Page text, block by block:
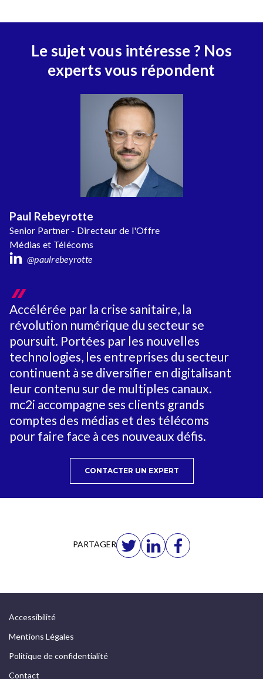
Le sujet vous intéresse ? Nos
experts vous répondent
Paul Rebeyrotte
Senior Partner - Directeur de l'Offre
Médias et Télécoms
@paulrebeyrotte
Accélérée par la crise sanitaire, la
révolution numérique du secteur se
poursuit. Portées par les nouvelles
technologies, les entreprises du secteur
continuent à se diversifier en digitalisant
leur contenu sur de multiples canaux.
mc2i accompagne ses clients grands
comptes des médias et des télécoms
pour faire face à ces nouveaux défis.
CONTACTER UN EXPERT
PARTAGER
Accessibilité
Mentions Légales
Politique de confidentialité
Contact